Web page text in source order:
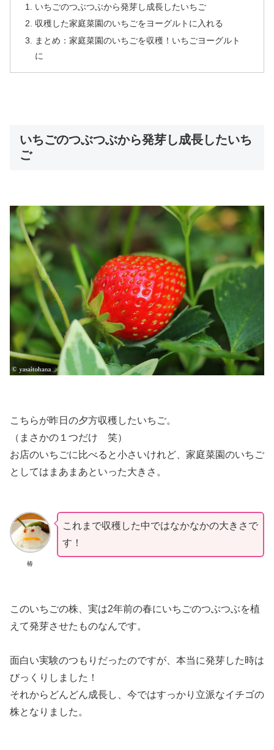
いちごのつぶつぶから発芽し成長したいちご
収穫した家庭菜園のいちごをヨーグルトに入れる
まとめ：家庭菜園のいちごを収穫！いちごヨーグルト
に
いちごのつぶつぶから発芽し成長したいち
ご
こちらが昨日の夕方収穫したいちご。
（まさかの１つだけ 笑）
お店のいちごに比べると小さいけれど、家庭菜園のいちご
としてはまあまあといった大きさ。
椿
これまで収穫した中ではなかなかの大きさで
す！
このいちごの株、実は2年前の春にいちごのつぶつぶを植
えて発芽させたものなんです。
面白い実験のつもりだったのですが、本当に発芽した時は
びっくりしました！
それからどんどん成長し、今ではすっかり立派なイチゴの
株となりました。